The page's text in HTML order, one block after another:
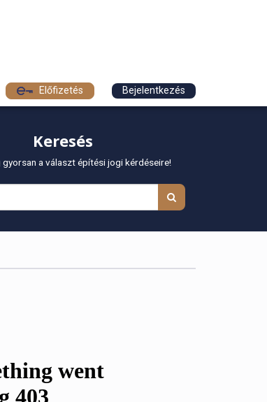
Előfizetés Bejelentkezés
Keresés
gyorsan a választ építési jogi kérdéseire!